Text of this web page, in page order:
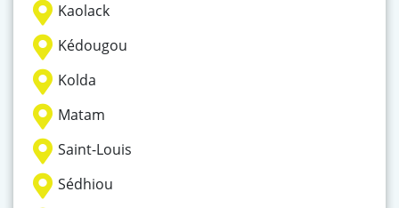
Kaolack
Kédougou
Kolda
Matam
Saint-Louis
Sédhiou